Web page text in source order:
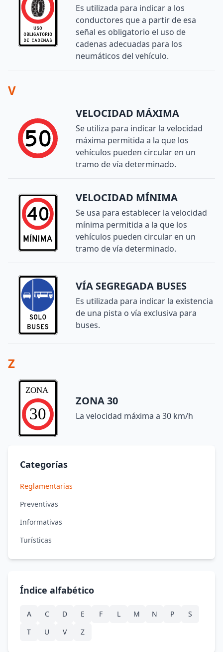
Es utilizada para indicar a los
conductores que a partir de esa
señal es obligatorio el uso de
cadenas adecuadas para los
neumáticos del vehículo.
V
VELOCIDAD MÁXIMA
Se utiliza para indicar la velocidad
máxima permitida a la que los
vehículos pueden circular en un
tramo de vía determinado.
VELOCIDAD MÍNIMA
Se usa para establecer la velocidad
mínima permitida a la que los
vehículos pueden circular en un
tramo de vía determinado.
VÍA SEGREGADA BUSES
Es utilizada para indicar la existencia
de una pista o vía exclusiva para
buses.
Z
ZONA 30
La velocidad máxima a 30 km/h
Categorías
Reglamentarias
Preventivas
Informativas
Turísticas
Índice alfabético
A C D E F L M N P
S
T
U V Z